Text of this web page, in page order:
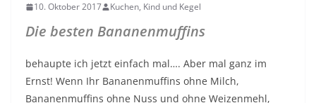
10. Oktober 2017 Kuchen, Kind und Kegel
Die besten Bananenmuffins
behaupte ich jetzt einfach mal…. Aber mal ganz im
Ernst! Wenn Ihr Bananenmuffins ohne Milch,
Bananenmuffins ohne Nuss und ohne Weizenmehl,